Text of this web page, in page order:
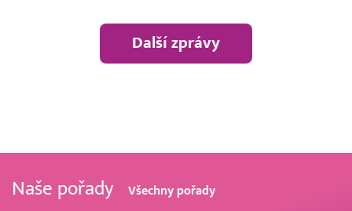
Další zprávy
Naše pořady Všechny pořady